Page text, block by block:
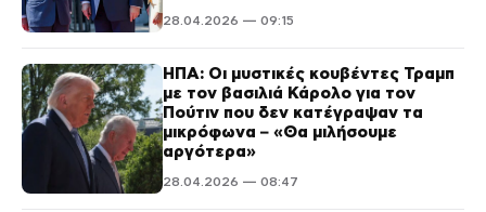
28.04.2026 — 09:15
ΗΠΑ: Οι μυστικές κουβέντες Τραμπ
με τον βασιλιά Κάρολο για τον
Πούτιν που δεν κατέγραψαν τα
μικρόφωνα – «Θα μιλήσουμε
αργότερα»
28.04.2026 — 08:47